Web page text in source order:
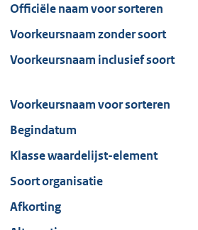
Officiële naam voor sorteren
Voorkeursnaam zonder soort
Voorkeursnaam inclusief soort
Voorkeursnaam voor sorteren
Begindatum
Klasse waardelijst-element
Soort organisatie
Afkorting